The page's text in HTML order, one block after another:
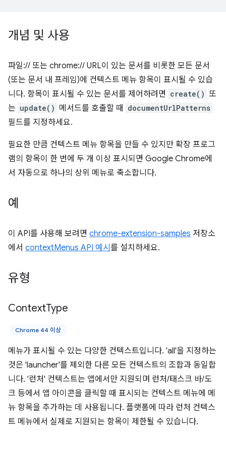
개념 및 사용
파일:// 또는 chrome:// URL이 있는 문서를 비롯한 모든 문서
(또는 문서 내 프레임)에 컨텍스트 메뉴 항목이 표시될 수 있습
니다. 항목이 표시될 수 있는 문서를 제어하려면 create() 또
는 update() 메서드를 호출할 때 documentUrlPatterns
필드를 지정하세요.
필요한 만큼 컨텍스트 메뉴 항목을 만들 수 있지만 확장 프로그
램의 항목이 한 번에 두 개 이상 표시되면 Google Chrome에
서 자동으로 하나의 상위 메뉴로 축소합니다.
예
이 API를 사용해 보려면 chrome-extension-samples 저장소
에서 contextMenus API 예시 를 설치하세요.
유형
ContextType
Chrome 44 이상
메뉴가 표시될 수 있는 다양한 컨텍스트입니다. 'all'을 지정하는
것은 'launcher'를 제외한 다른 모든 컨텍스트의 조합과 동일합
니다. '런처' 컨텍스트는 앱에서만 지원되며 런처/태스크 바/도
크 등에서 앱 아이콘을 클릭할 때 표시되는 컨텍스트 메뉴에 메
뉴 항목을 추가하는 데 사용됩니다. 플랫폼에 따라 런처 컨텍스
트 메뉴에서 실제로 지원되는 항목이 제한될 수 있습니다.